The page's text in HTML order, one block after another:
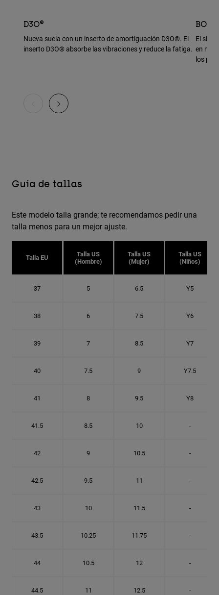
D3O®
Nueva suela con un inserto de amortiguación D3O®. El
inserto D3O® absorbe las vibraciones y reduce la fatiga.
BOA®
El
en
los
Guía de tallas
Este modelo talla grande; te recomendamos pedir una
talla menos para un mejor ajuste.
Talla EU
Talla US
(Hombre)
Talla US
(Mujer)
Talla US
(Niños)
37 5 6.5 Y5
38 6 7.5 Y6
39 7 8.5 Y7
40 7.5 9 Y7.5
41 8 9.5 Y8
41.5 8.5 10 -
42 9 10.5 -
42.5 9.5 11 -
43 10 11.5 -
43.5 10.25 11.75 -
44 10.5 12 -
44.5 11 12.5 -